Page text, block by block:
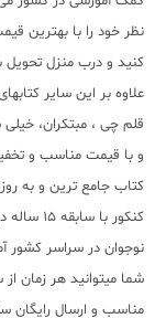
نظر خود را با بهترین
کنید و درب منزل تحویل
علاوه بر این سایر
قلم چی ، مبتکران،
و با قیمت مناسب و
کتاب جامع ترین و به
کنکور
نوجوان در سراسر کشور
شما میتوانید هر زمان
مناسب و ارسال رایگان